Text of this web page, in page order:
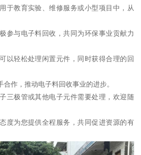
于教育实验、维修服务或小型项目中，从
参与电子料回收，共同为环保事业贡献力
以轻松处理闲置元件，同时获得合理的回
作，推动电子料回收事业的进步。
三极管或其他电子元件需要处理，欢迎随
度为您提供全程服务，共同促进资源的有